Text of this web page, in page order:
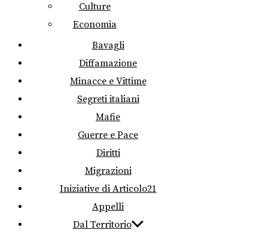
Culture
Economia
Bavagli
Diffamazione
Minacce e Vittime
Segreti italiani
Mafie
Guerre e Pace
Diritti
Migrazioni
Iniziative di Articolo21
Appelli
Dal Territorio